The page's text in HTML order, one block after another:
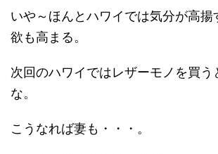
いや～ほんとハワイでは気分が高揚
欲も高まる。
次回のハワイではレザーモノを買う
な。
こうなれば妻も・・・。